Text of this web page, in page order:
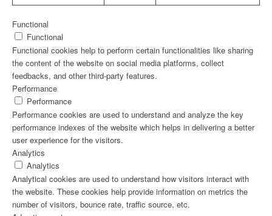
Functional
Functional
Functional cookies help to perform certain functionalities like sharing
the content of the website on social media platforms, collect
feedbacks, and other third-party features.
Performance
Performance
Performance cookies are used to understand and analyze the key
performance indexes of the website which helps in delivering a better
user experience for the visitors.
Analytics
Analytics
Analytical cookies are used to understand how visitors interact with
the website. These cookies help provide information on metrics the
number of visitors, bounce rate, traffic source, etc.